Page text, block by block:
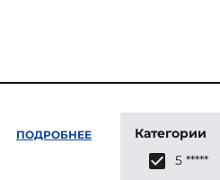
ПОДРОБНЕЕ
Категории
5 *****